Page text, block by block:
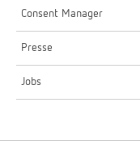
Consent Manager
Presse
Jobs